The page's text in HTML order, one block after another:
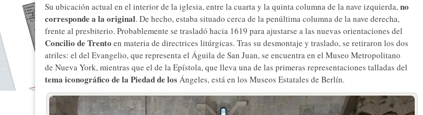
Su ubicación actual en el interior de la iglesia, entre la cuarta y la quinta columna de la nave izquierda,no
corresponde a la original. De hecho, estaba situado cerca de la penúltima columna de la nave derecha,
frente al presbiterio. Probablemente se trasladó hacia 1619 para ajustarse a las nuevas orientaciones del
Concilio de Trento en materia de directrices litúrgicas. Tras su desmontaje y traslado, se retiraron los dos
atriles: el del Evangelio, que representa el Águila de San Juan, se encuentra en el Museo Metropolitano
de Nueva York, mientras que el de la Epístola, que lleva una de las primeras representaciones talladas del
tema iconográfico de la Piedad de los Ángeles, está en los Museos Estatales de Berlín.